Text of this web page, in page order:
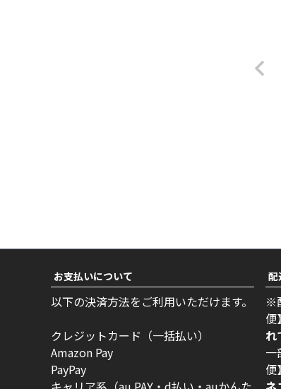
お支払いについて
以下の決済方法をご利用いただけます。
クレジットカード（一括払い）
Amazon Pay
PayPay
配
※
便
れ
一
便